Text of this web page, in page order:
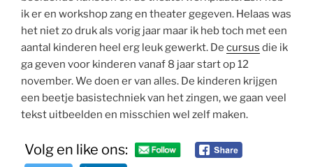
ik er en workshop zang en theater gegeven. Helaas was
het niet zo druk als vorig jaar maar ik heb toch met een
aantal kinderen heel erg leuk gewerkt. De cursus die ik
ga geven voor kinderen vanaf 8 jaar start op 12
november. We doen er van alles. De kinderen krijgen
een beetje basistechniek van het zingen, we gaan veel
tekst uitbeelden en misschien wel zelf maken.
Volg en like ons: